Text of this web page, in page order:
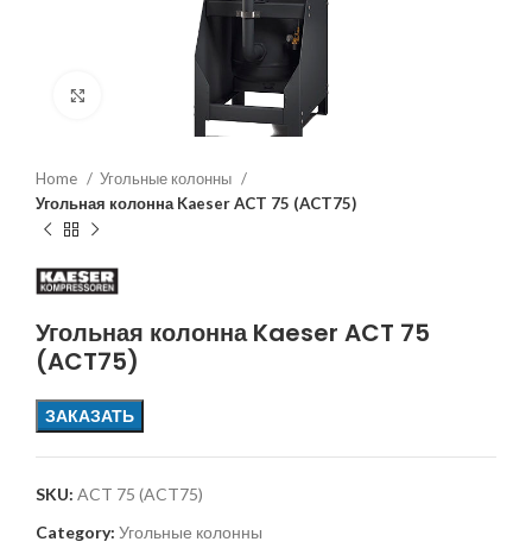
Home
Угольные колонны
Угольная колонна Kaeser ACT 75 (ACT75)
Угольная колонна Kaeser ACT 75
(ACT75)
ЗАКАЗАТЬ
SKU: ACT 75 (ACT75)
Category: Угольные колонны